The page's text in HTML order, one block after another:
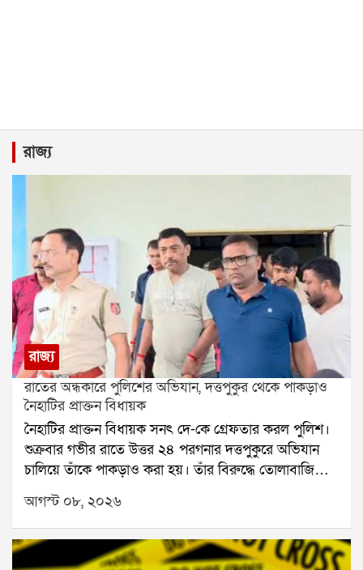
রাজ্য
রাজ্য
রাতের অন্ধকারে পুলিশের অভিযান, দত্তপুকুর থেকে পাকড়াও
নৈহাটির প্রাক্তন বিধায়ক
নৈহাটির প্রাক্তন বিধায়ক সনৎ দে-কে গ্রেফতার করল পুলিশ।
শুক্রবার গভীর রাতে উত্তর ২৪ পরগনার দত্তপুকুরে অভিযান
চালিয়ে তাঁকে পাকড়াও করা হয়। তাঁর বিরুদ্ধে তোলাবাজি
এবং ভোট পরবর্তী হিংসার অভিযোগ রয়েছে বলে পুলিশ সূত্রে
জানা গিয়েছে। শনিবার তাঁকে বারাকপুর আদালতে তোলা
হবে।২০২৪ সালের উপনির্বাচনে নৈহাটি বিধানসভা কেন্দ্র
থেকে জয়ী হয়েছিলেন সনৎ দে। তবে তার আগে থেকেই তাঁর
আগস্ট ০৮, ২০২৬